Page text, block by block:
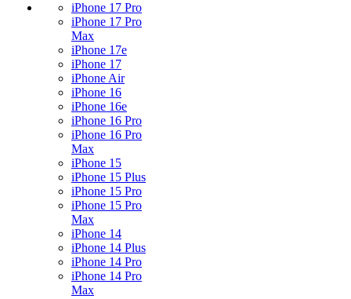
iPhone 17 Pro
iPhone 17 Pro
Max
iPhone 17e
iPhone 17
iPhone Air
iPhone 16
iPhone 16e
iPhone 16 Pro
iPhone 16 Pro
Max
iPhone 15
iPhone 15 Plus
iPhone 15 Pro
iPhone 15 Pro
Max
iPhone 14
iPhone 14 Plus
iPhone 14 Pro
iPhone 14 Pro
Max